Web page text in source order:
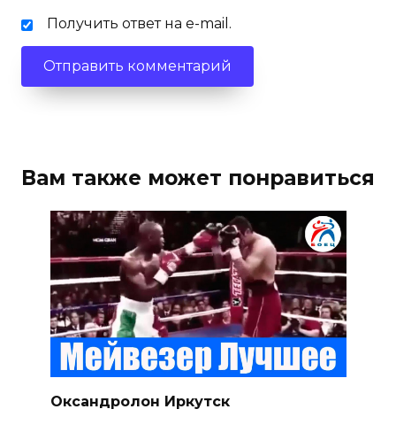
Получить ответ на e-mail.
Вам также может понравиться
Оксандролон Иркутск